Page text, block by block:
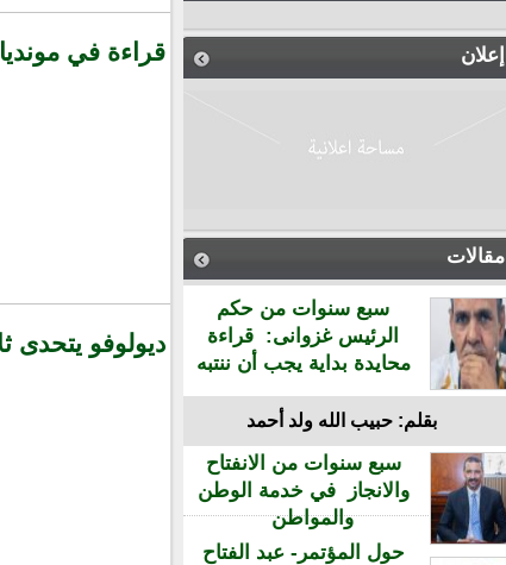
إعلان
مقالات
سبع سنوات من حكم
الرئيس غزوانى: قراءة
محايدة بداية يجب أن ننتبه
بقلم: حبيب الله ولد أحمد
سبع سنوات من الانفتاح
والانجاز في خدمة الوطن
والمواطن
حول المؤتمر- عبد الفتاح
قراءة في مونديال 2014 : خسرت البرازيل.. وكسب
ديولوفو يتحدى